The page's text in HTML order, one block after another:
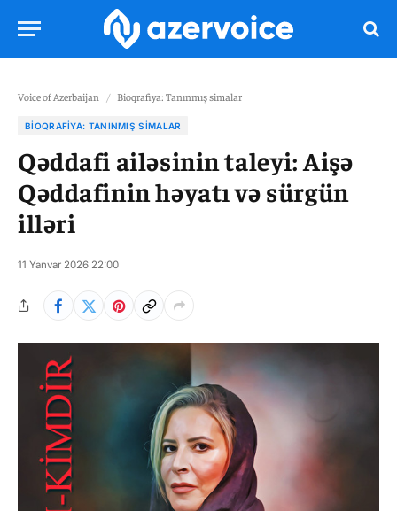
Voice of Azerbaijan / Bioqrafiya: Tanınmış simalar
BIOQRAFIYA: TANINMIŞ SIMALAR
Qəddafi ailəsinin taleyi: Aişə
Qəddafinin həyatı və sürgün
illəri
11 Yanvar 2026 22:00